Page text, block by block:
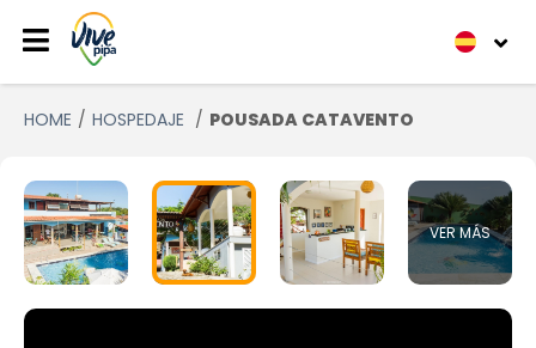
HOME HOSPEDAJE POUSADA CATAVENTO
VER MÁS